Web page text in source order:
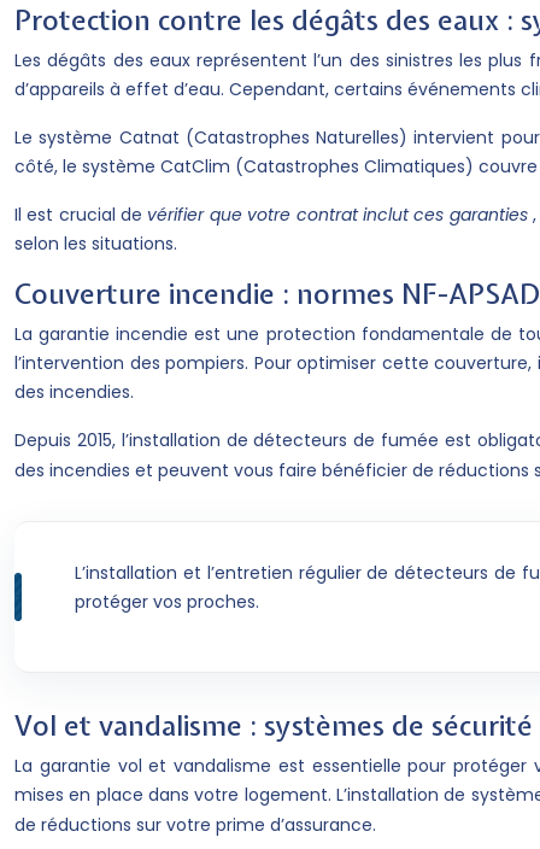
Protection contre les dégâts des eaux :
Les dégâts des eaux représentent l’un des sinistres les
d’appareils à effet d’eau. Cependant, certains événements
Le système Catnat (Catastrophes Naturelles) intervient
côté, le système CatClim (Catastrophes Climatiques)
Il est crucial de vérifier que votre contrat inclut ces garanties
selon les situations.
Couverture incendie : normes NF-
La garantie incendie est une protection fondamentale de
l’intervention des pompiers. Pour optimiser cette
des incendies.
Depuis 2015, l’installation de détecteurs de fumée est
des incendies et peuvent vous faire bénéficier de réductions
L’installation et l’entretien régulier de détecteurs
protéger vos proches.
Vol et vandalisme : systèmes de
La garantie vol et vandalisme est essentielle pour
mises en place dans votre logement. L’installation de
de réductions sur votre prime d’assurance.